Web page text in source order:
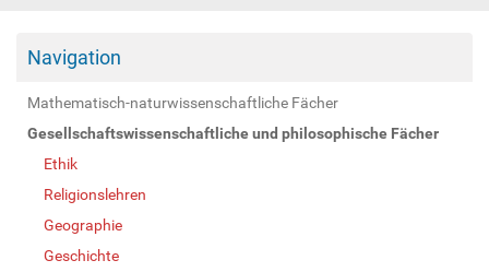
Navigation
Mathematisch-naturwissenschaftliche Fächer
Gesellschaftswissenschaftliche und philosophische Fächer
Ethik
Religionslehren
Geographie
Geschichte